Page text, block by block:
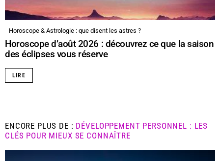
Horoscope & Astrologie : que disent les astres ?
Horoscope d’août 2026 : découvrez ce que la saison
des éclipses vous réserve
LIRE
ENCORE PLUS DE : DÉVELOPPEMENT PERSONNEL : LES
CLÉS POUR MIEUX SE CONNAÎTRE